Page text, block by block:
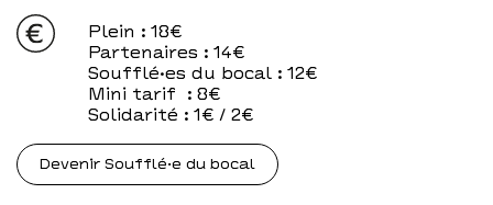
Plein : 18€
Partenaires : 14€
Soufflé·es du bocal : 12€
Mini tarif
: 8€
Solidarité : 1€ / 2€
Devenir Soufflé·e du bocal